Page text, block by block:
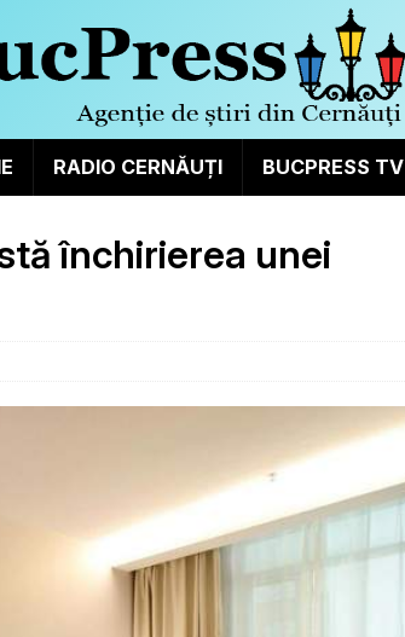
RADIO CERNĂUȚI BUCPRESS TV
închirierea unei